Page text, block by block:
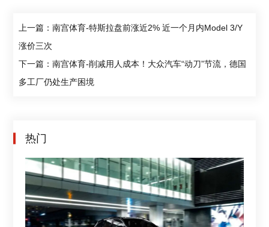
上一篇：南宫体育-特斯拉盘前涨近2% 近一个月内Model 3/Y
涨价三次
下一篇：南宫体育-削减用人成本！大众汽车“动刀”节流，德国
多工厂仍处生产困境
热门